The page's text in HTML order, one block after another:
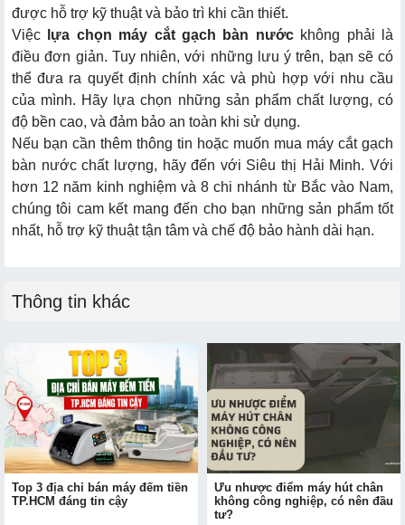
được hỗ trợ kỹ thuật và bảo trì khi cần thiết.
Việc
lựa chọn máy cắt gạch bàn nướckhông phải là
điều đơn giản. Tuy nhiên, với những lưu ý trên, bạn sẽ có
thể đưa ra quyết định chính xác và phù hợp với nhu cầu
của mình. Hãy lựa chọn những sản phẩm chất lượng, có
độ bền cao, và đảm bảo an toàn khi sử dụng.
Nếu bạn cần thêm thông tin hoặc muốn mua máy cắt gạch
bàn nước chất lượng, hãy đến với Siêu thị Hải Minh. Với
hơn 12 năm kinh nghiệm và 8 chi nhánh từ Bắc vào Nam,
chúng tôi cam kết mang đến cho bạn những sản phẩm tốt
nhất, hỗ trợ kỹ thuật tận tâm và chế độ bảo hành dài hạn.
Thông tin khác
Top 3 địa chỉ bán máy đếm tiền
TP.HCM đáng tin cậy
Ưu nhược điểm máy hút chân
không công nghiệp, có nên đầu
tư?